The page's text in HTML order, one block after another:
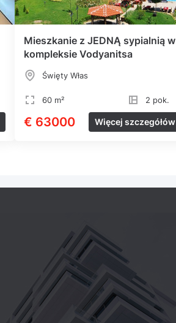
Mieszkanie z JEDNĄ sypialnią w
kompleksie Vodyanitsa
Święty Włas
60 m² 2 pok.
€ 63000 Więcej szczegółów